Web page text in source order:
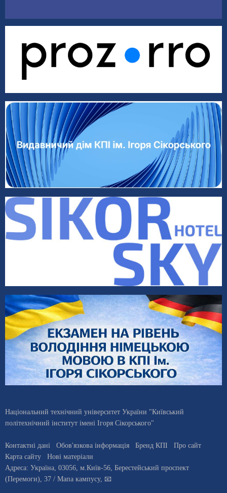
Національний технічний університет України "Київський
політехнічний інститут імені Ігоря Сікорського"
Контактні дані Обов'язкова інформація Бренд КПІ
Про сайт
Карта сайту
Нові матеріали
Адреса: Україна 03056 , м. Київ-56, Берестейський проспект
(Перемоги), 37 / Мапа кампусу, 📧